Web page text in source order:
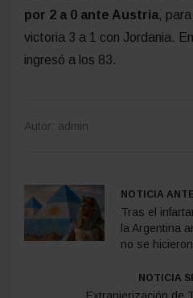
por 2 a 0 ante Austria,
victoria 3 a 1 con Jordania.
ingresó a los 83.
Autor: admin
NOTICIA
Tras el
la Argentina
no se
NOTICIA
Extranjerización de